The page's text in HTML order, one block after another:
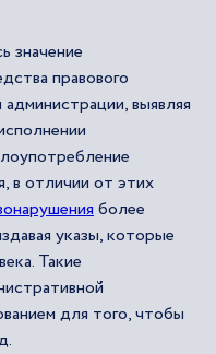
значение
правового
выявляя
в отличии от этих
более
указы, которые
Такие
для того, чтобы